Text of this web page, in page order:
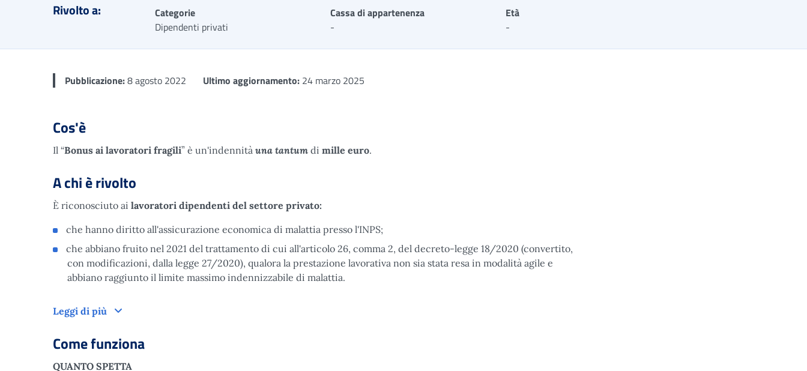
Rivolto a:
Categorie
Dipendenti privati
Cassa di appartenenza
-
Età
-
Pubblicazione:8 agosto 2022 Ultimo aggiornamento: 24 marzo 2025
Cos'è
Il “Bonus ai lavoratori fragili” è un'indennità una tantum di mille euro.
A chi è rivolto
È riconosciuto ai lavoratori dipendenti del settore privato:
che hanno diritto all'assicurazione economica di malattia presso l'INPS;
che abbiano fruito nel 2021 del trattamento di cui all'articolo 26, comma 2, del decreto-legge 18/2020 (convertito,
con modificazioni, dalla legge 27/2020), qualora la prestazione lavorativa non sia stata resa in modalità agile e
abbiano raggiunto il limite massimo indennizzabile di malattia.
Leggi di più A chi è rivolto
Come funziona
QUANTO SPETTA